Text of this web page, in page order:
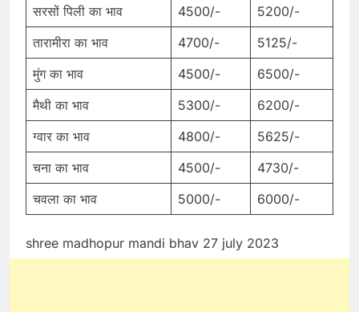
सरसों पिली का भाव
4500/-
5200/-
तारामीरा का भाव
4700/-
5125/-
मुंग का भाव
4500/-
6500/-
मैथी का भाव
5300/-
6200/-
ग्वार का भाव
4800/-
5625/-
चना का भाव
4500/-
4730/-
चवला का भाव
5000/- 6000/-
shree madhopur mandi bhav 27 july 2023